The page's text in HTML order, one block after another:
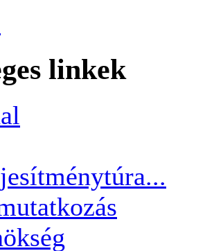
linkek